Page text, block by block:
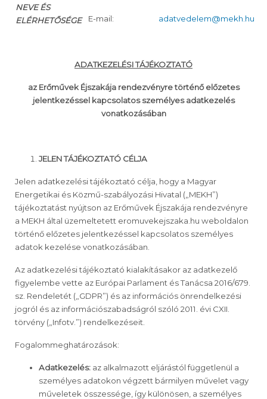
NEVE ÉS
ELÉRHETŐSÉGE
E-mail: adatvedelem@mekh.hu
ADATKEZELÉSI TÁJÉKOZTATÓ
az Erőművek Éjszakája rendezvényre történő előzetes
jelentkezéssel kapcsolatos személyes adatkezelés
vonatkozásában
JELEN TÁJÉKOZTATÓ CÉLJA
Jelen adatkezelési tájékoztató célja, hogy a Magyar
Energetikai és Közmű-szabályozási Hivatal („MEKH”)
tájékoztatást nyújtson az Erőművek Éjszakája rendezvényre
a MEKH által üzemeltetett eromuvekejszaka.hu weboldalon
történő előzetes jelentkezéssel kapcsolatos személyes
adatok kezelése vonatkozásában.
Az adatkezelési tájékoztató kialakításakor az adatkezelő
figyelembe vette az Európai Parlament és Tanácsa 2016/679.
sz. Rendeletét („GDPR”) és az információs önrendelkezési
jogról és az információszabadságról szóló 2011. évi CXII.
törvény („Infotv.”) rendelkezéseit.
Fogalommeghatározások:
Adatkezelés: az alkalmazott eljárástól függetlenül a
személyes adatokon végzett bármilyen művelet vagy
műveletek összessége, így különösen, a személyes